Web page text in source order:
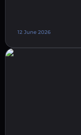
12 June 2026